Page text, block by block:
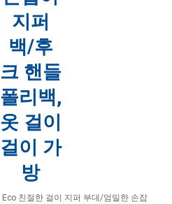
지퍼
백/후
크 핸들
폴리백,
옷 걸이
걸이 가
방
Eco 친절한 걸이 지퍼 부대/엄밀한 손잡